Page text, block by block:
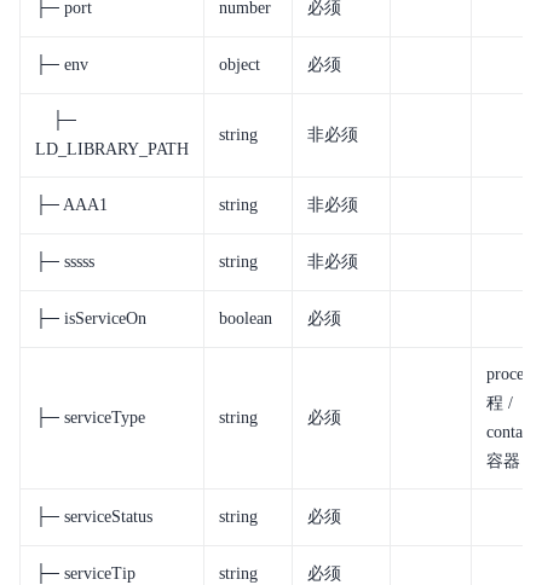
├─ port number 必须
├─ env object 必须
├─
LD_LIBRARY_PATH
string 非必须
├─ AAA1 string 非必须
├─ sssss string 非必须
├─ isServiceOn boolean 必须
├─ serviceType string 必须
process
程 /
容器
├─ serviceStatus string 必须
├─ serviceTip string 必须